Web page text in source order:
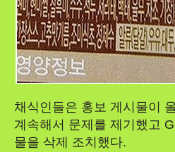
채식인들은 홍보 게시물이
계속해서 문제를 제기했고
물을 삭제 조치했다.